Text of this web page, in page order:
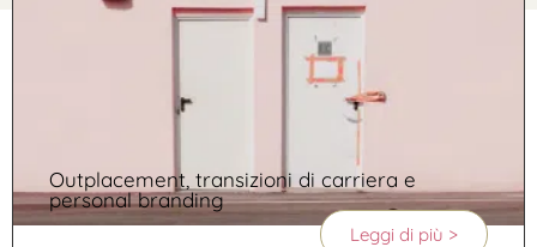
Outplacement, transizioni di carriera e
personal branding
Leggi di più >